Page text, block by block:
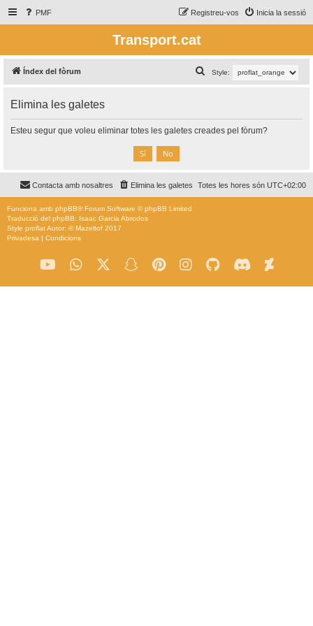
PMF Inicia la sessió
Registreu-vos
Transport.cat
Índex del fòrum Style:
e
c
Elimina les galetes
Esteu segur que voleu eliminar totes les galetes creades pel fòrum?
Totes les hores són UTC+02:00
Elimina les galetes
Contacta amb nosaltres
Funciona amb phpBB® Forum Software © phpBB Limited
Traducció del phpBB: Isaac Garcia Abrodos
Style proflatAutor: ©Mazeltof 2017
Privadesa | Condicions